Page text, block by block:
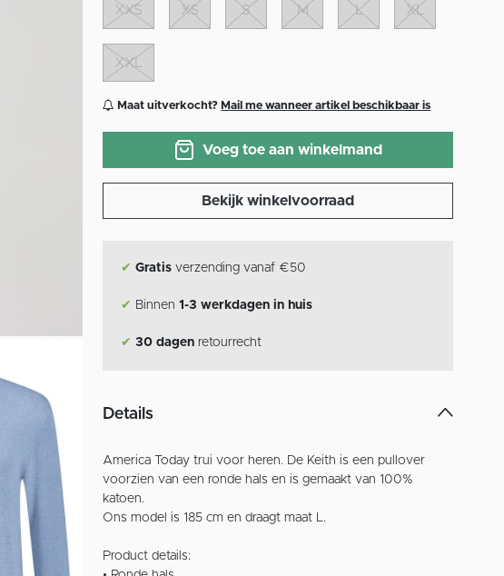
XXS XS S M L XL
XXL
Maat uitverkocht? Mail me wanneer artikel beschikbaar is
Voeg toe aan winkelmand
Bekijk winkelvoorraad
✔ Gratis verzending vanaf €50
✔ Binnen1-3 werkdagen in huis
✔ 30 dagen retourrecht
Details
America Today trui voor heren. De Keith is een pullover
voorzien van een ronde hals en is gemaakt van 100%
katoen.
Ons model is 185 cm en draagt maat L.
Product details: